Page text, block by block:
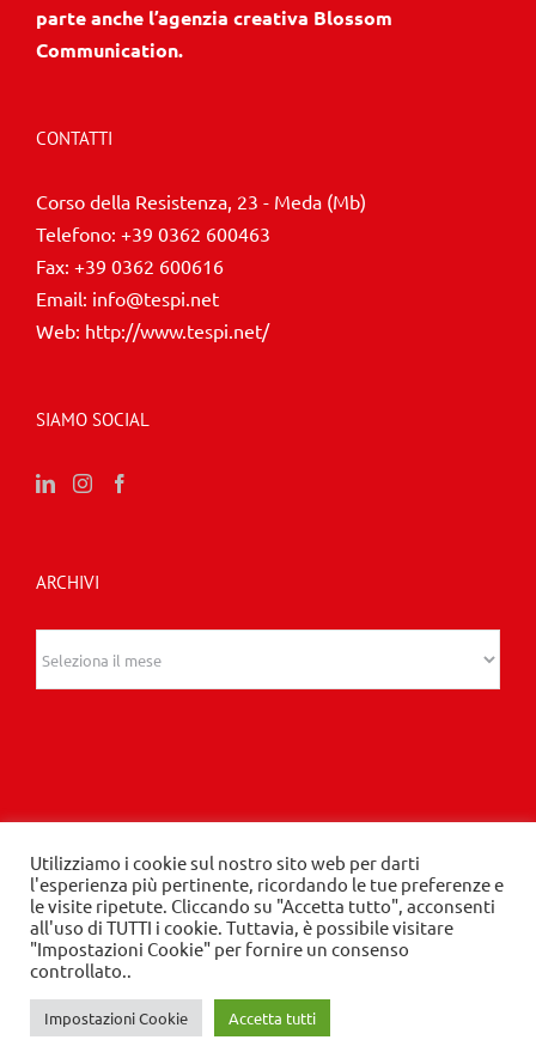
parte anche l’agenzia creativa Blossom
Communication.
CONTATTI
Corso della Resistenza, 23 - Meda (Mb)
Telefono: +39 0362 600463
Fax: +39 0362 600616
Email: info@tespi.net
Web: http://www.tespi.net/
SIAMO SOCIAL
ARCHIVI
© 2020 Edizioni Turbo by Tespi Mediagroup -
Direttore: Angelo Frigerio -Privacy Policy-Cookie
Policy- P.IVA 03632610964
LinkedInInstagram
Utilizziamo i cookie sul nostro sito web per darti
l'esperienza più pertinente, ricordando le tue preferenze e
le visite ripetute. Cliccando su "Accetta tutto", acconsenti
all'uso di TUTTI i cookie. Tuttavia, è possibile visitare
"Impostazioni Cookie" per fornire un consenso
controllato..
Impostazioni Cookie Accetta tutti